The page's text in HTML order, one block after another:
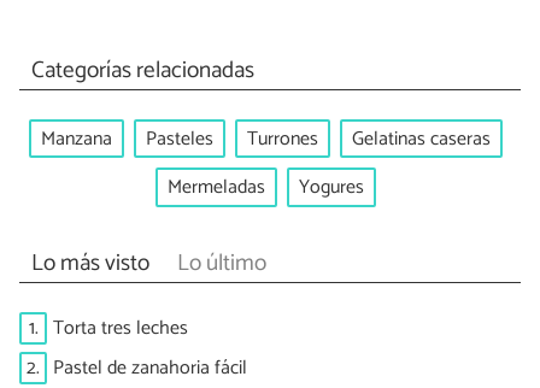
Categorías relacionadas
Manzana Pasteles Turrones
Gelatinas caseras
Mermeladas
Yogures
Lo más visto Lo último
1. Torta tres leches
2. Pastel de zanahoria fácil